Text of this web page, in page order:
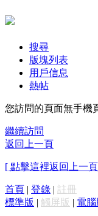
搜尋
版塊列表
用戶信息
熱帖
您訪問的頁面無手機
繼續訪問
返回上一頁
[ 點擊這裡返回上一
首頁 | 登錄 | 註冊
標準版 | 觸屏版 | 電腦